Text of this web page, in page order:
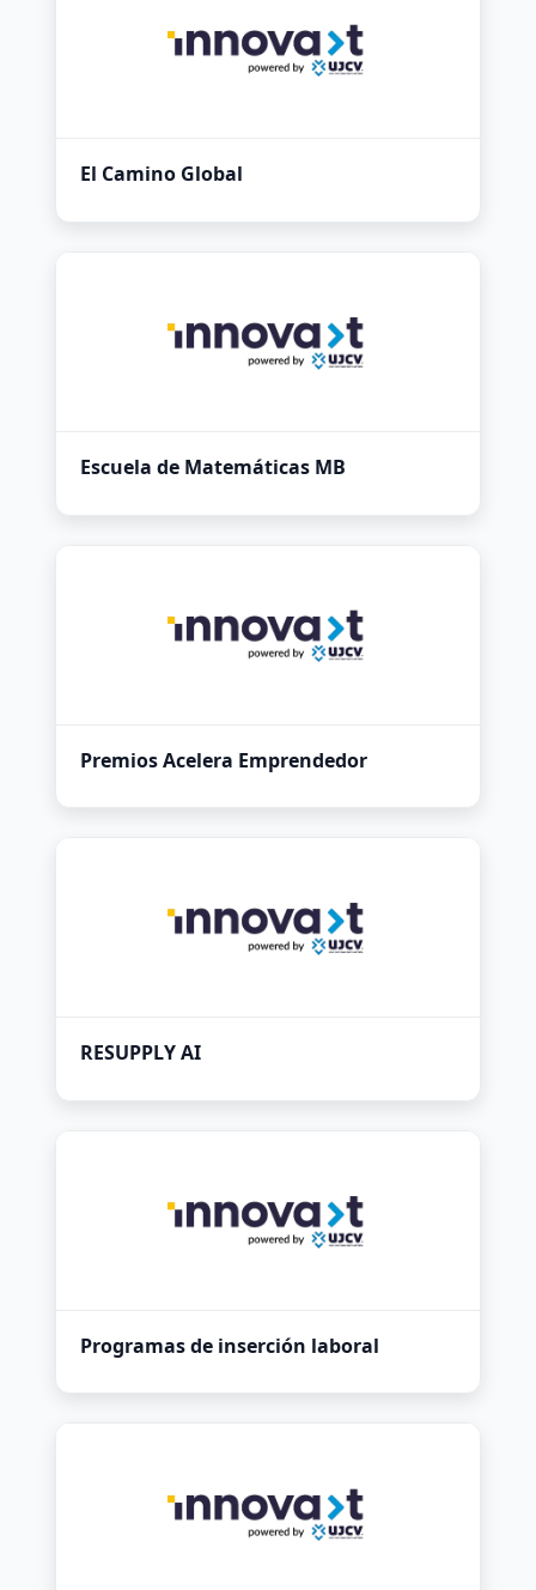
El Camino Global
Escuela de Matemáticas MB
Premios Acelera Emprendedor
RESUPPLY AI
Programas de inserción laboral